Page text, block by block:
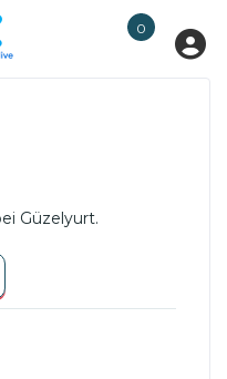
0
Güzelyurt.